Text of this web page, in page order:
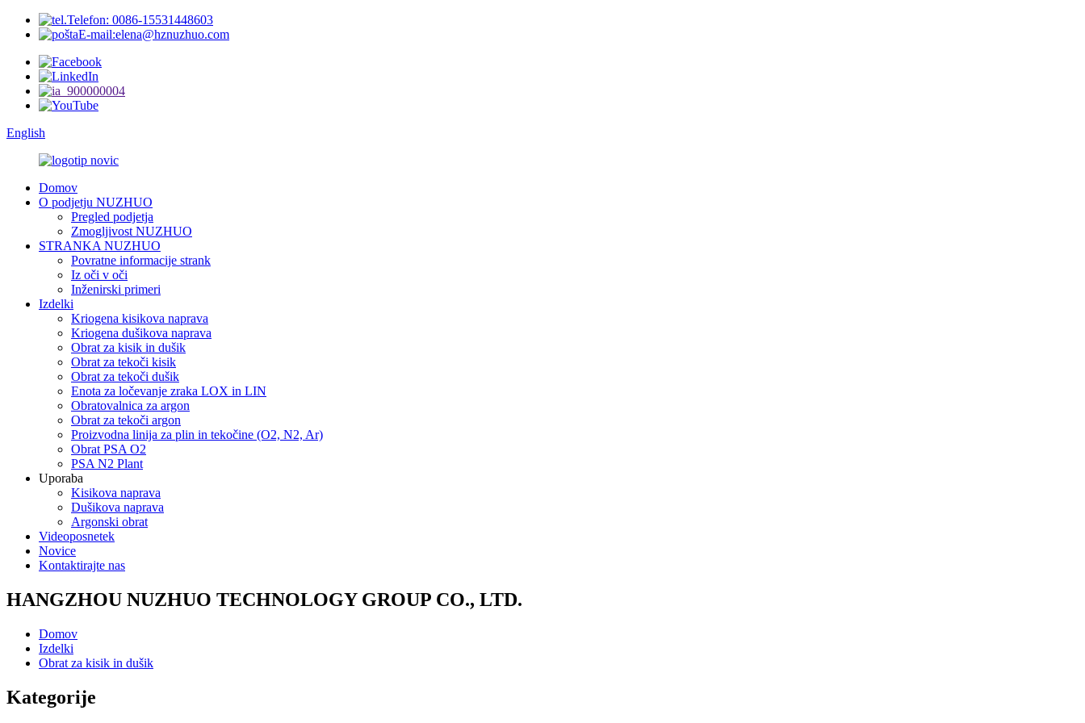
Telefon: 0086-15531448603
E-mail:elena@hznuzhuo.com
English
Domov
O podjetju NUZHUO
Pregled podjetja
Zmogljivost NUZHUO
STRANKA NUZHUO
Povratne informacije strank
Iz oči v oči
Inženirski primeri
Izdelki
Kriogena kisikova naprava
Kriogena dušikova naprava
Obrat za kisik in dušik
Obrat za tekoči kisik
Obrat za tekoči dušik
Enota za ločevanje zraka LOX in LIN
Obratovalnica za argon
Obrat za tekoči argon
Proizvodna linija za plin in tekočine (O2, N2, Ar)
Obrat PSA O2
PSA N2 Plant
Uporaba
Kisikova naprava
Dušikova naprava
Argonski obrat
Videoposnetek
Novice
Kontaktirajte nas
HANGZHOU NUZHUO TECHNOLOGY GROUP CO., LTD.
Domov
Izdelki
Obrat za kisik in dušik
Kategorije